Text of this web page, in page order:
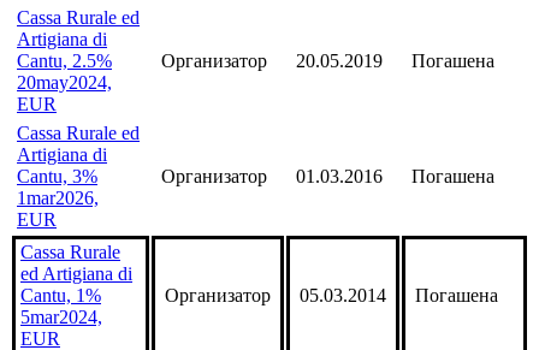
Cassa Rurale ed
Artigiana di
Cantu, 2.5%
20may2024,
EUR
Организатор 20.05.2019 Погашена
Cassa Rurale ed
Artigiana di
Cantu, 3%
1mar2026,
EUR
Организатор 01.03.2016 Погашена
Cassa Rurale
ed Artigiana di
Cantu, 1%
5mar2024,
EUR
Организатор 05.03.2014 Погашена